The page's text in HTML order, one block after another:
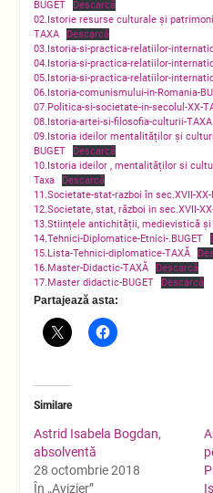
BUGET
Descarcă
02.Istorie resurse culturale și
TAXA
Descarcă
03.Istoria-si-practica-relatiilor-
04.Istoria-si-practica-relatiilor-
05.Istoria-si-practica-relatiilor-
06.Istoria-comunismului-in-Romania-
07.Politica-si-societate-in-secolul-XX-
08.Istoria-artei-si-filosofia-culturii-TAXA
09.Istoria ideilor mentalităților și
BUGET
Descarcă
10.Istoria ideilor , mentalităților si
Taxa
Descarcă
11.Societate-stat-razboi în sec.XVII-XX-
12.Societate, stat, război in sec.XVII-
13.Stiințele antichității, medievistică și
14.Tehnici-Diplomatice-Etnici-.BUGET
15.Lista-Tehnici-diplomatice-TAXĂ
16.Master-Didactic-TAXĂ
Descarcă
17.Master didactic-BUGET
Descarcă
Partajează asta:
Similare
Astrid Isabela Bogdan,
absolventă
28 octombrie 2018
În „Avizier”